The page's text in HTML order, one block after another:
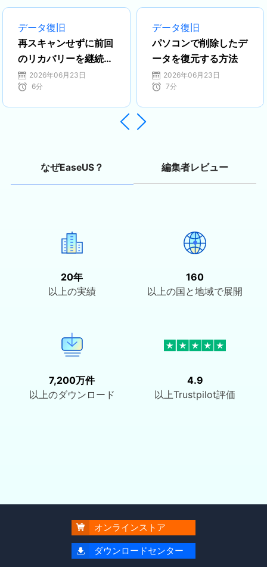
らプロフェッショナルまで幅広い読者
に役立つ情報を発信しています。…
データ復旧
再スキャンせずに前回
のリカバリーを継続す
る方法
2026年06月23日
6分
データ復旧
パソコンで削除したデ
ータを復元する方法
2026年06月23日
7分


なぜEaseUS？ 編集者レビュー
20年
以上の実績
160
以上の国と地域で展開
7,200万件
以上のダウンロード
4.9
以上Trustpilot評価
 オンラインストア
 ダウンロードセンター